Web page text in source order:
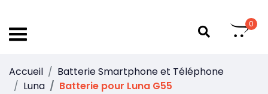
0
Accueil
Batterie Smartphone et Téléphone
Luna
Batterie pour Luna G55